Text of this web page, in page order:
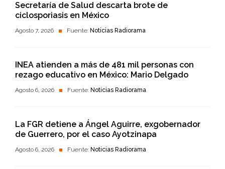
Secretaría de Salud descarta brote de
ciclosporiasis en México
Agosto 7, 2026 Fuente: Noticias Radiorama
INEA atienden a más de 481 mil personas con
rezago educativo en México: Mario Delgado
Agosto 6, 2026 Fuente: Noticias Radiorama
La FGR detiene a Ángel Aguirre, exgobernador
de Guerrero, por el caso Ayotzinapa
Agosto 6, 2026 Fuente: Noticias Radiorama